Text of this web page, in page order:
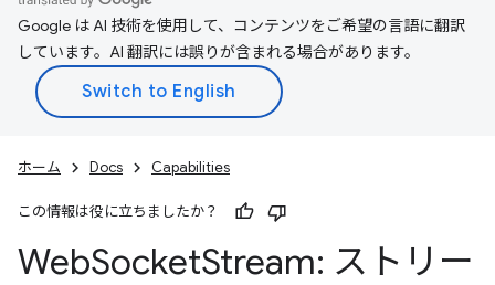
Google は AI 技術を使用して、コンテンツをご希望の言語に翻訳
しています。AI 翻訳には誤りが含まれる場合があります。
ホーム Docs Capabilities
この情報は役に立ちましたか？
WebSocketStream: ストリー